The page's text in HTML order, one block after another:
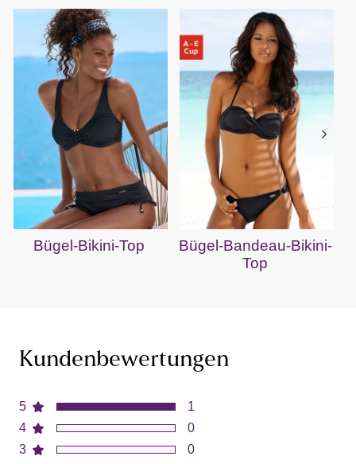
Bügel-Bikini-Top
Bügel-Bandeau-Bikini-
Top
Kundenbewertungen
5
4
3
1
0
0